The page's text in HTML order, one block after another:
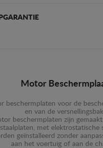
Motor
beschermplaten voor de
en van de
beschermplaten zijn
staalplaten, met elektrostatische
geïnstalleerd zonder
aan het voertuig of aan de